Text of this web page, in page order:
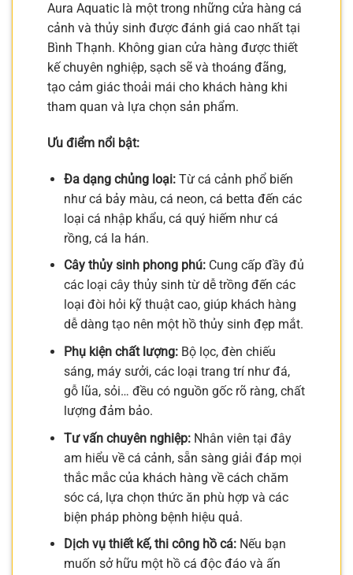
Aura Aquatic là một trong những cửa hàng cá
cảnh và thủy sinh được đánh giá cao nhất tại
Bình Thạnh. Không gian cửa hàng được thiết
kế chuyên nghiệp, sạch sẽ và thoáng đãng,
tạo cảm giác thoải mái cho khách hàng khi
tham quan và lựa chọn sản phẩm.
Ưu điểm nổi bật:
Đa dạng chủng loại:Từ cá cảnh phổ biến
như cá bảy màu, cá neon, cá betta đến các
loại cá nhập khẩu, cá quý hiếm như cá
rồng, cá la hán.
Cây thủy sinh phong phú:Cung cấp đầy đủ
các loại cây thủy sinh từ dễ trồng đến các
loại đòi hỏi kỹ thuật cao, giúp khách hàng
dễ dàng tạo nên một hồ thủy sinh đẹp mắt.
Phụ kiện chất lượng:Bộ lọc, đèn chiếu
sáng, máy sưởi, các loại trang trí như đá,
gỗ lũa, sỏi… đều có nguồn gốc rõ ràng, chất
lượng đảm bảo.
Tư vấn chuyên nghiệp:Nhân viên tại đây
am hiểu về cá cảnh, sẵn sàng giải đáp mọi
thắc mắc của khách hàng về cách chăm
sóc cá, lựa chọn thức ăn phù hợp và các
biện pháp phòng bệnh hiệu quả.
Dịch vụ thiết kế, thi công hồ cá:Nếu bạn
muốn sở hữu một hồ cá độc đáo và ấn